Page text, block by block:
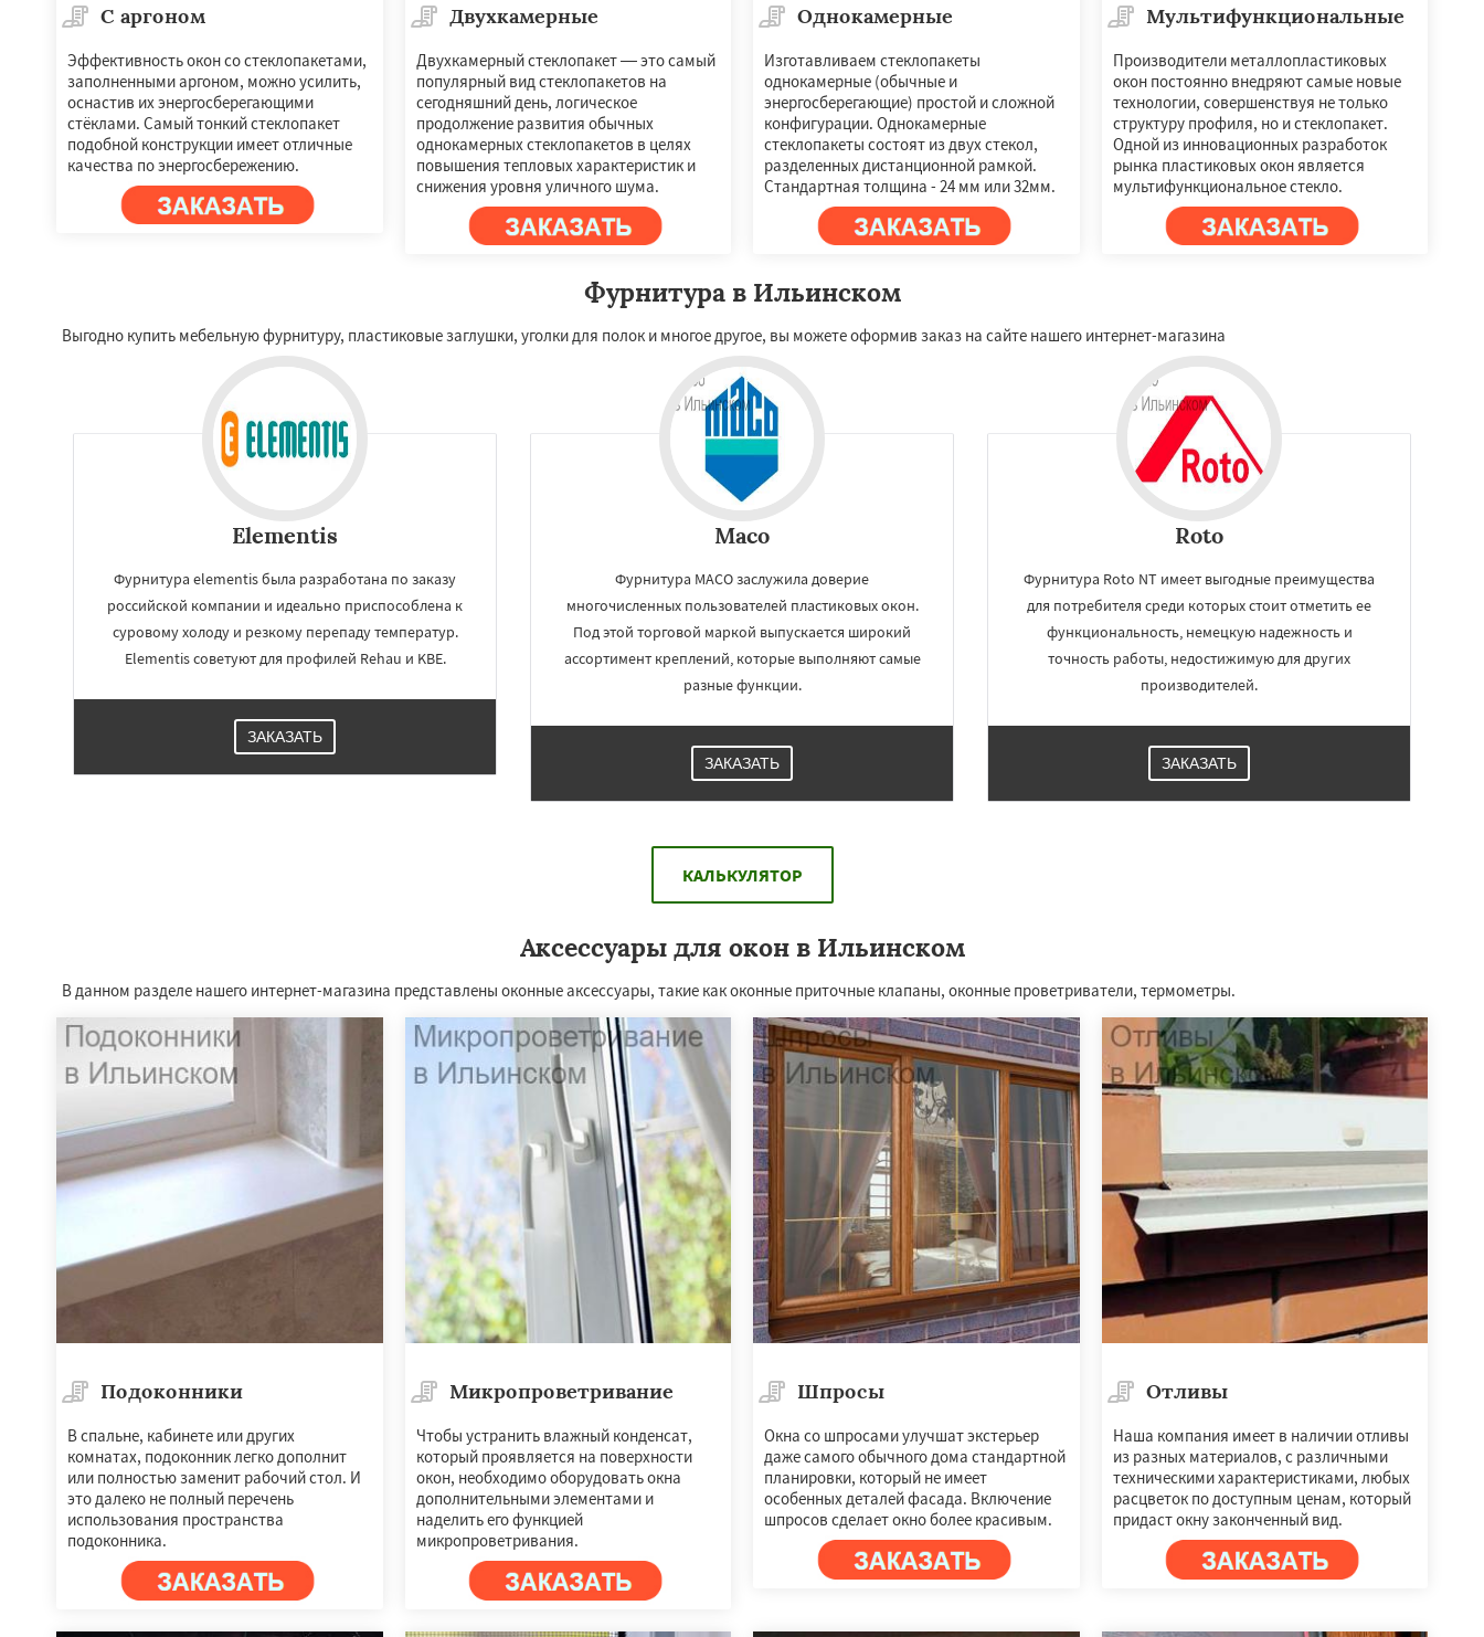
С аргоном
Эффективность окон со стеклопакетами,
заполненными аргоном, можно усилить,
оснастив их энергосберегающими
стёклами. Самый тонкий стеклопакет
подобной конструкции имеет отличные
качества по энергосбережению.
Двухкамерные
Двухкамерный стеклопакет — это самый
популярный вид стеклопакетов на
сегодняшний день, логическое
продолжение развития обычных
однокамерных стеклопакетов в целях
повышения тепловых характеристик и
снижения уровня уличного шума.
Однокамерные
Изготавливаем стеклопакеты
однокамерные (обычные и
энергосберегающие) простой и сложной
конфигурации. Однокамерные
стеклопакеты состоят из двух стекол,
разделенных дистанционной рамкой.
Стандартная толщина - 24 мм или 32мм.
Мультифункциональные
Производители металлопластиковых
окон постоянно внедряют самые новые
технологии, совершенствуя не только
структуру профиля, но и стеклопакет.
Одной из инновационных разработок
рынка пластиковых окон является
мультифункциональное стекло.
Фурнитура в Ильинском
Выгодно купить мебельную фурнитуру, пластиковые заглушки, уголки для полок и многое другое, вы можете оформив заказ на сайте нашего интернет-магазина
Elementis
Фурнитура elementis была разработана по заказу
российской компании и идеально приспособлена к
суровому холоду и резкому перепаду температур.
Elementis советуют для профилей Rehau и KBE.
ЗАКАЗАТЬ
Maco
Фурнитура MACO заслужила доверие
многочисленных пользователей пластиковых окон.
Под этой торговой маркой выпускается широкий
ассортимент креплений, которые выполняют самые
разные функции.
ЗАКАЗАТЬ
Roto
Фурнитура Roto NT имеет выгодные преимущества
для потребителя среди которых стоит отметить ее
функциональность, немецкую надежность и
точность работы, недостижимую для других
производителей.
ЗАКАЗАТЬ
КАЛЬКУЛЯТОР
Аксессуары для окон в Ильинском
В данном разделе нашего интернет-магазина представлены оконные аксессуары, такие как оконные приточные клапаны, оконные проветриватели, термометры.
Подоконники
В спальне, кабинете или других
комнатах, подоконник легко дополнит
или полностью заменит рабочий стол. И
это далеко не полный перечень
использования пространства
подоконника.
Микропроветривание
Чтобы устранить влажный конденсат,
который проявляется на поверхности
окон, необходимо оборудовать окна
дополнительными элементами и
наделить его функцией
микропроветривания.
Шпросы
Окна со шпросами улучшат экстерьер
даже самого обычного дома стандартной
планировки, который не имеет
особенных деталей фасада. Включение
шпросов сделает окно более красивым.
Отливы
Наша компания имеет в наличии отливы
из разных материалов, с различными
техническими характеристиками, любых
расцветок по доступным ценам, который
придаст окну законченный вид.